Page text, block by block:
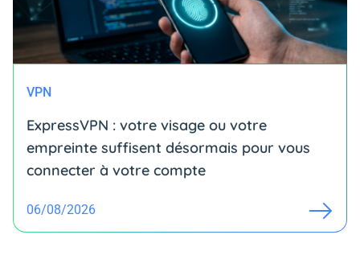
VPN
ExpressVPN : votre visage ou votre
empreinte suffisent désormais pour vous
connecter à votre compte
06/08/2026